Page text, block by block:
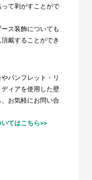
て剥がすことがで
ス装飾についても
戴することができ
パンフレット・リ
ィアを使用した壁
お気軽にお問い合
てはこちら>>